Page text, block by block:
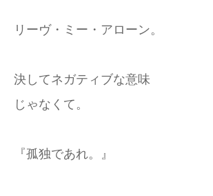
リーヴ・ミー・アローン。
決してネガティブな意味
じゃなくて。
『孤独であれ。』